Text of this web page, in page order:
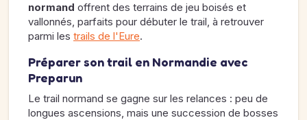
normand offrent des terrains de jeu boisés et
vallonnés, parfaits pour débuter le trail, à retrouver
parmi les trails de l'Eure.
Préparer son trail en Normandie avec
Preparun
Le trail normand se gagne sur les relances : peu de
longues ascensions, mais une succession de bosses